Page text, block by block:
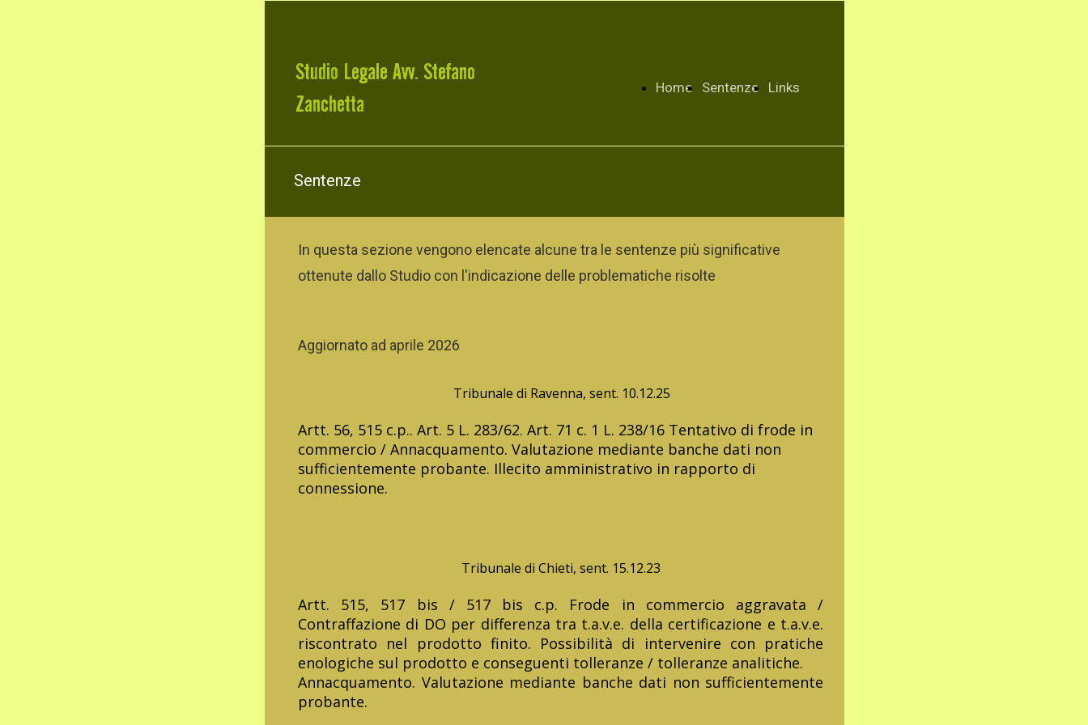
Home Sentenze Links
Sentenze
In questa sezione vengono elencate alcune tra le sentenze più significative
ottenute dallo Studio con l'indicazione delle problematiche risolte
Aggiornato ad aprile 2026
Tribunale di Ravenna, sent. 10.12.25
Artt. 56, 515 c.p.. Art. 5 L. 283/62. Art. 71 c. 1 L. 238/16 Tentativo di frode in
commercio / Annacquamento. Valutazione mediante banche dati non
sufficientemente probante. Illecito amministrativo in rapporto di
connessione.
Tribunale di Chieti, sent. 15.12.23
Artt. 515, 517 bis / 517 bis c.p. Frode in commercio aggravata /
Contraffazione di DO per differenza tra t.a.v.e. della certificazione e t.a.v.e.
riscontrato nel prodotto finito. Possibilità di intervenire con pratiche
enologiche sul prodotto e conseguenti tolleranze / tolleranze analitiche.
Annacquamento. Valutazione mediante banche dati non sufficientemente
probante.